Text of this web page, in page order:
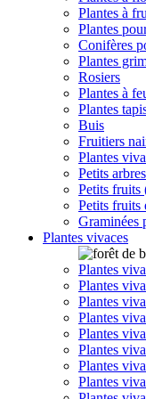
Plantes à
Plantes
Conifères
Plantes
Rosiers
Plantes à
Plantes
Buis
Fruitiers
Plantes
Petits arbres
Petits fruits
Petits fruits
Graminées
Plantes vivaces
Plantes
Plantes
Plantes
Plantes
Plantes
Plantes
Plantes
Plantes